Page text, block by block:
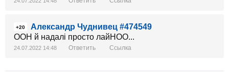
+20
Александр Чуднивец #474549
ООН й надалі просто лайНОО...
24.07.2022 14:48 Ответить Ссылка